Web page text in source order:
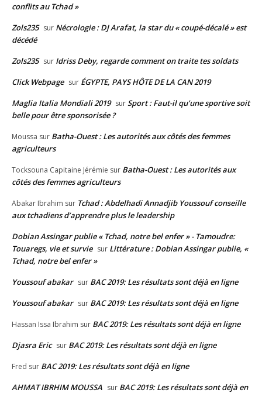
conflits au Tchad »
Zols235 sur Nécrologie : DJ Arafat, la star du « coupé-décalé » est
décédé
Zols235 sur Idriss Deby, regarde comment on traite tes soldats
Click Webpage sur ÉGYPTE, PAYS HÔTE DE LA CAN 2019
Maglia Italia Mondiali 2019 surSport : Faut-il qu’une sportive soit
belle pour être sponsorisée ?
Moussa sur Batha-Ouest : Les autorités aux côtés des femmes
agriculteurs
Tocksouna Capitaine Jérémie sur Batha-Ouest : Les autorités aux
côtés des femmes agriculteurs
Abakar Ibrahim sur Tchad : Abdelhadi Annadjib Youssouf conseille
aux tchadiens d’apprendre plus le leadership
Dobian Assingar publie « Tchad, notre bel enfer » - Tamoudre:
Touaregs, vie et survie sur Littérature : Dobian Assingar publie, «
Tchad, notre bel enfer »
Youssouf abakar sur BAC 2019: Les résultats sont déjà en ligne
Youssouf abakar sur BAC 2019: Les résultats sont déjà en ligne
Hassan Issa Ibrahim sur BAC 2019: Les résultats sont déjà en ligne
Djasra Eric sur BAC 2019: Les résultats sont déjà en ligne
Fred sur BAC 2019: Les résultats sont déjà en ligne
AHMAT IBRHIM MOUSSA sur BAC 2019: Les résultats sont déjà en